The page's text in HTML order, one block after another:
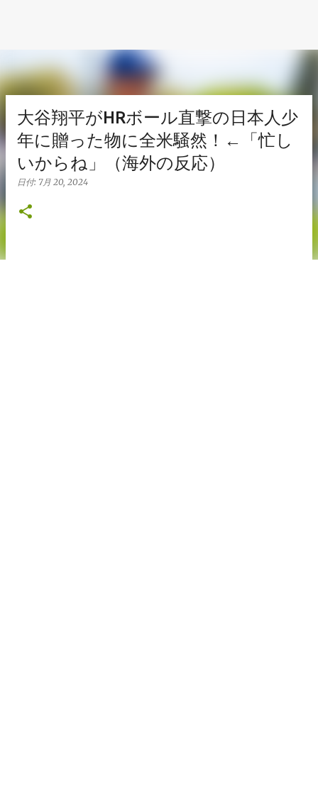
大谷翔平がHRボール直撃の日本人少
年に贈った物に全米騒然！←「忙し
いからね」（海外の反応）
日付: 7月 20, 2024